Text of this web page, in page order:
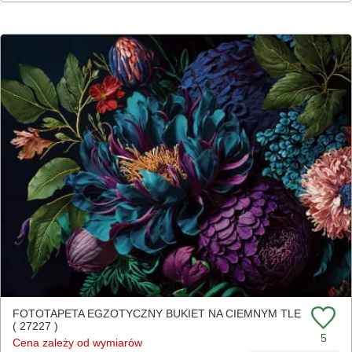
FOTOTAPETA EGZOTYCZNY BUKIET NA CIEMNYM TLE
( 27227 )
Cena zależy od wymiarów
5